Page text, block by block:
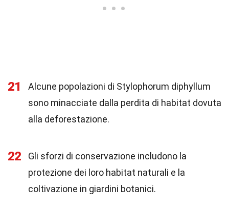
21
Alcune popolazioni di Stylophorum diphyllum
sono minacciate dalla perdita di habitat dovuta
alla deforestazione.
22
Gli sforzi di conservazione includono la
protezione dei loro habitat naturali e la
coltivazione in giardini botanici.